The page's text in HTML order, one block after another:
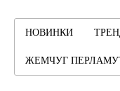
НОВИНКИ
ЖЕМЧУГ